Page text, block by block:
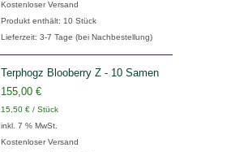
Kostenloser Versand
Produkt enthält: 10 Stück
Lieferzeit: 3-7 Tage (bei Nachbestellung)
Terphogz Blooberry Z - 10 Samen
155,00 €
15,50 € / Stück
inkl. 7 % MwSt.
Kostenloser Versand